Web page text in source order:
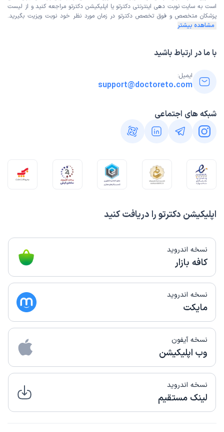
اپلیکیشن دکترتو را دریافت کنید
نسخه اندروید
کافه بازار
نسخه اندروید
مایکت
نسخه آیفون
وب اپلیکیشن
نسخه اندروید
لینک مستقیم
است به سایت نوبت دهی اینترنتی دکترتو یا اپلیکیشن دکترتو مراجعه کنید و از لیست
پزشکان متخصص و فوق تخصص دکترتو در زمان مورد نظر خود نوبت ویزیت بگیرید.
مشاهده بیشتر
با ما در ارتباط باشید
ایمیل:
support@doctoreto.com
شبکه های اجتماعی